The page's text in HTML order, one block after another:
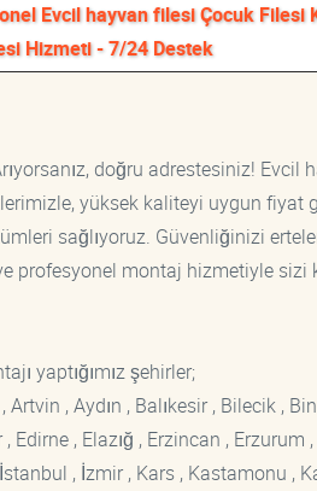
Evcil hayvan filesi Çocuk Filesi
Hizmeti - 7/24 Destek
doğru adrestesiniz! Evcil
yüksek kaliteyi uygun fiyat
sağlıyoruz. Güvenliğinizi
profesyonel montaj hizmetiyle sizi
yaptığımız şehirler;
, Aydın , Balıkesir , Bilecik ,
Edirne , Elazığ , Erzincan , Erzurum
, İzmir , Kars , Kastamonu ,